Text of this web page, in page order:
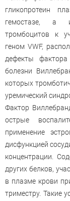
гликопротеин
гемостазе, а
тромбоцитов к
геном VWF,
дефекты
болезни
которых
уремический
Фактор
острые
применение
дисфункцией
концентрации.
других белков,
в плазме крови
триместру. Такие